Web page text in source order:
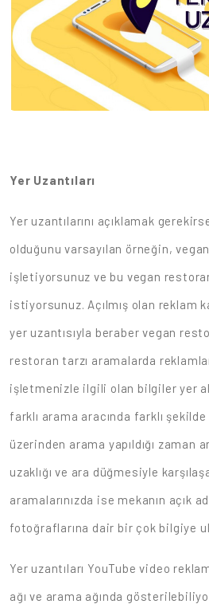
Yer Uzantıları
Yer uzantılarını açıklamak
olduğunu varsayılan örneğin,
işletiyorsunuz ve bu vegan
istiyorsunuz. Açılmış olan reklam
yer uzantısıyla beraber vegan
restoran tarzı aramalarda
işletmenizle ilgili olan bilgiler yer
farklı arama aracında farklı
üzerinden arama yapıldığı zaman
uzaklığı ve ara düğmesiyle
aramalarınızda ise mekanın açık
fotoğraflarına dair bir çok bilgiye
Yer uzantıları YouTube video
ağı ve arama ağında